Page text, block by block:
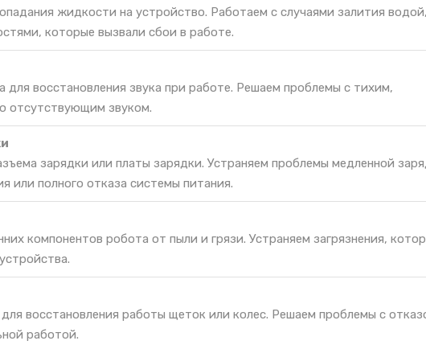
жидкости на устройство. Работаем с случаями залития водой,
которые вызвали сбои в работе.
для восстановления звука при работе. Решаем проблемы с тихим,
отсутствующим звуком.
зарядки или платы зарядки. Устраняем проблемы медленной
или полного отказа системы питания.
компонентов робота от пыли и грязи. Устраняем загрязнения,
восстановления работы щеток или колес. Решаем проблемы с
работой.